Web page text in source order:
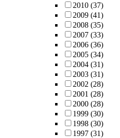
2010 (37)
2009 (41)
2008 (35)
2007 (33)
2006 (36)
2005 (34)
2004 (31)
2003 (31)
2002 (28)
2001 (28)
2000 (28)
1999 (30)
1998 (30)
1997 (31)